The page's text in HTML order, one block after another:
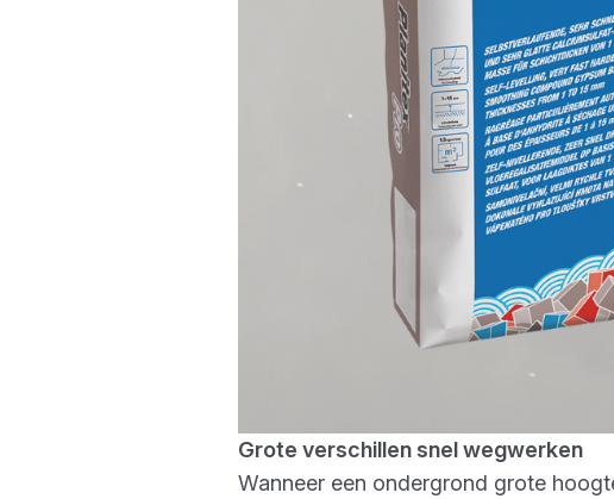
Grote verschillen snel wegwerken
Wanneer een ondergrond grote